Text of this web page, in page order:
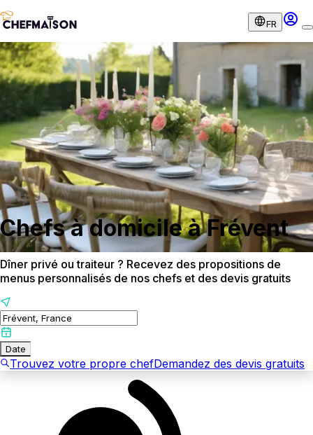
FR
Chefs à domicile à Frévent
Dîner privé ou traiteur ? Recevez des propositions de
menus personnalisés de nos chefs et des devis gratuits
Date
Trouvez votre propre chefDemandez des devis gratuits